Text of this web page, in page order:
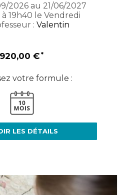
2026 au 21/06/2027
à 19h40 le Vendredi
:Valentin
920,00 €
votre formule :
LES DÉTAILS